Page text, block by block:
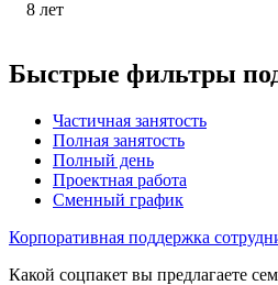
8 лет
Быстрые фильтры
Частичная занятость
Полная занятость
Полный день
Проектная работа
Сменный график
Корпоративная поддержка
Какой соцпакет вы предлагаете